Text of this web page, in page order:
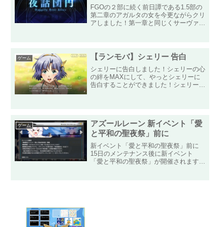
FGOの２部に続く前日譚である1.5部の
第二章のアガルタの女を今更ながらクリ
アしました！第一章と同じくサーヴァン
ねー。単純な自分はそ...
ゲーム 【ランモバ】シェリー 告白
シェリーに告白しました！シェリーの心
の絆をMAXにして、やっとシェリーに
告白することができました！シェリーに
ゲーム
アズールレーン 新イベント「愛
と平和の聖夜祭」前に
新イベント「愛と平和の聖夜祭」前に
15日のメンテナンス後に新イベント
「愛と平和の聖夜祭」が開催されます！